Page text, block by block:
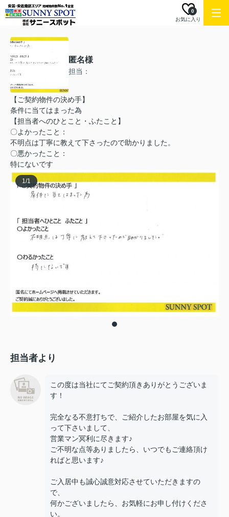
お気に入り
0
匿名様
担当：
【ご契約物件の決め手】
条件に当てはまった為
【担当者へのひとこと・ふたこと】
〇よかったこと：
不明点は丁寧に教えて下さったので助かりました。
〇悪かったこと：
特にないです
1/1
担当者より
この度は当社にてご契約頂きありがとうございま
す！
完全なる不意打ちで、ご紹介したお部屋を気に入
って下さいまして、
営業マン冥利に尽きます♪
ご不明な点等ありましたら、いつでもご連絡頂け
ればと思います♪
ご入居中も誠心誠意対応させていただきますの
で、
何かございましたら、お気軽にお申し付けくださ
い。